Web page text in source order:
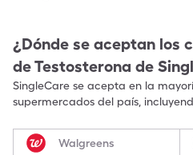
¿Dónde se aceptan los
deTestosterona de
SingleCare se acepta en la
supermercados del país,
Walgreens